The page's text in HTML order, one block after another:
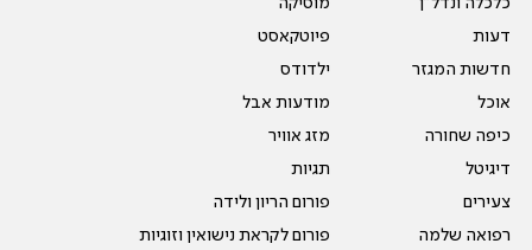
כלכלה ונדל"ן
דעות
חדשות המגזר
אוכל
כיפה שחורה
דיגיטל
צעירים
רפואה שלמה
מוסיקה
פיוטקאסט
ילדודס
מודעות אבל
מזג אוויר
תגיות
פורום הריון ולידה
פורום לקראת נישואין וזוגיות